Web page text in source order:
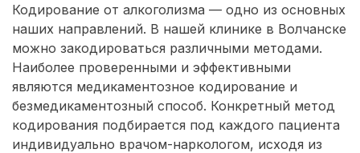
Кодирование от алкоголизма — одно из основных
наших направлений. В нашей клинике в Волчанске
можно закодироваться различными методами.
Наиболее проверенными и эффективными
являются медикаментозное кодирование и
безмедикаментозный способ. Конкретный метод
кодирования подбирается под каждого пациента
индивидуально врачом-наркологом, исходя из